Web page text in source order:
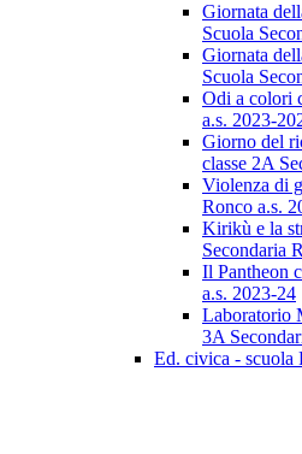
Giornata
Scuola
Giornata
Scuola
Odi a colori
a.s. 2023-
Giorno del
classe 2A
Violenza di
Ronco a.s.
Kirikù e la
Secondaria
Il Pantheon
a.s. 2023-24
Laboratorio
3A
Ed. civica - scuola